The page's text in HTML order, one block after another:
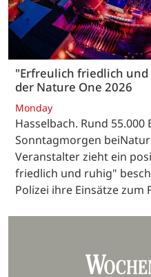
"Erfreulich friedlich
der Nature One 2026
Monday
Hasselbach. Rund
Sonntagmorgen
Veranstalter zieht ein
friedlich und ruhig"
Polizei ihre Einsätze zum